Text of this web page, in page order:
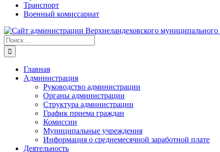
Транспорт
Военный комиссариат
Результат
поиска:
Главная
Администрация
Руководство администрации
Органы администрации
Структура администрации
График приема граждан
Комиссии
Муниципальные учреждения
Информация о среднемесячной заработной плате
Деятельность